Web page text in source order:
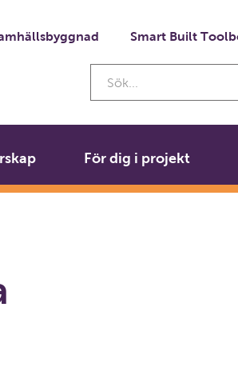
Smart Built
För dig i projekt